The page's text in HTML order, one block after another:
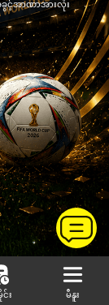
း မီနူး
င့်အာဏာအားလုံး